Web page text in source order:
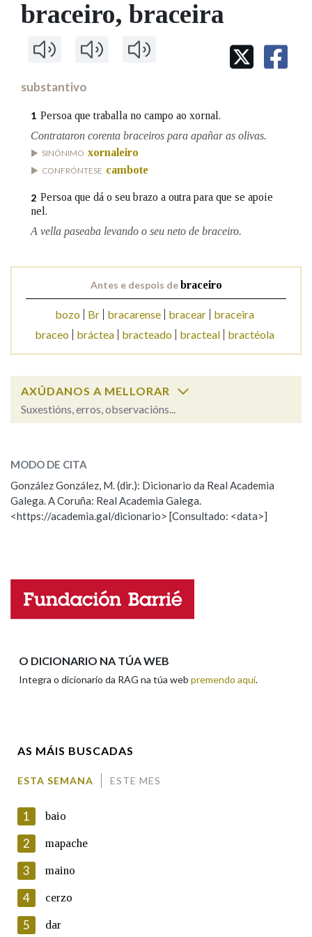
IDENTIDADE CORPORATIVA
MARCIAL DEL ADALID
CASA-MUSEO EMILIA PARDO
BAZÁN
FIGURAS HOMENAXEADAS
HISTORIA
Facebook
TwitterYoutubeInstagram
Bluesky
BUSCAR NOS LEMAS
Comeza por
Contén
BUSCAR NO CONTIDO
Nos exemplos
Na fraseoloxía
OUTRAS OPCIÓNS DE BUSCA
Pertence a
braceiro, braceira
substantivo
1 Persoa que traballa no campo ao xornal.
Contrataron corenta braceiros para apañar as olivas.
SINÓNIMO xornaleiro
CONFRÓNTESE cambote
2 Persoa que dá o seu brazo a outra para que se apoie
nel.
A vella paseaba levando o seu neto de braceiro.
Antes e despois debraceiro
bozo Br bracarense bracear
braceira
braceo
bráctea bracteado bracteal bractéola
AXÚDANOS A MELLORAR
Suxestións, erros, observacións...
ESCOLLE UNHA OPCIÓN:
Observación Hai un erro na palabra
Propoño mellorar a definición
Nome
En cumprimento da normativa vixente en materia de
Protección de Datos de Carácter Persoal, a Real Academia
Galega informa a aqueles usuarios que faciliten o seu correo
electrónico, así como calquera outra información de carácter
persoal, que estes datos serán obxecto de tratamento
MODO DE CITA
González González, M. (dir.): Dicionario da Real Academia
Galega. A Coruña: Real Academia Galega.
<https://academia.gal/dicionario> [Consultado: <data>]
O DICIONARIO NA TÚA WEB
Integra o dicionario da RAG na túa web premendo aquí.
AS MÁIS BUSCADAS
ESTA SEMANA ESTE MES
1 baio
2 mapache
3 maino
4 cerzo
5 dar